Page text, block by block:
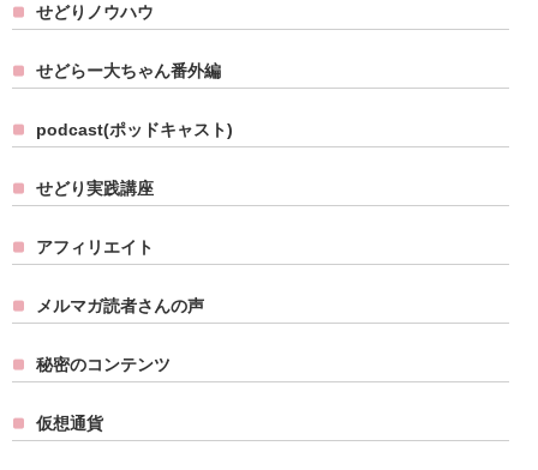
せどりノウハウ
せどらー大ちゃん番外編
podcast(ポッドキャスト)
せどり実践講座
アフィリエイト
メルマガ読者さんの声
秘密のコンテンツ
仮想通貨